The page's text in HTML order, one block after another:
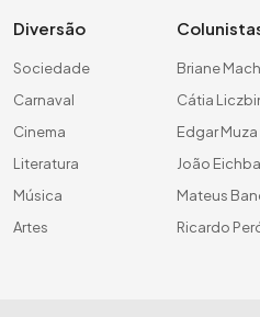
Diversão
Sociedade
Carnaval
Cinema
Literatura
Música
Artes
Briane
Cátia
Edgar Muza
João
Mateus
Ricardo